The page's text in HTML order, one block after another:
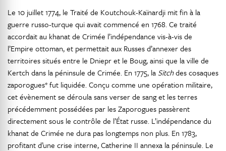
Le 10 juillet 1774, le Traité de Koutchouk-Kaïnardji mit fin à la
guerre russo-turque qui avait commencé en 1768. Ce traité
accordait au khanat de Crimée l’indépendance vis-à-vis de
l’Empire ottoman, et permettait aux Russes d’annexer des
territoires situés entre le Dniepr et le Boug, ainsi que la ville de
Kertch dans la péninsule de Crimée. En 1775, la Sitchdes cosaques
zaporogues* fut liquidée. Conçu comme une opération militaire,
cet évènement se déroula sans verser de sang et les terres
précédemment possédées par les Zaporogues passèrent
directement sous le contrôle de l’État russe. L’indépendance du
khanat de Crimée ne dura pas longtemps non plus. En 1783,
profitant d’une crise interne, Catherine II annexa la péninsule. Le